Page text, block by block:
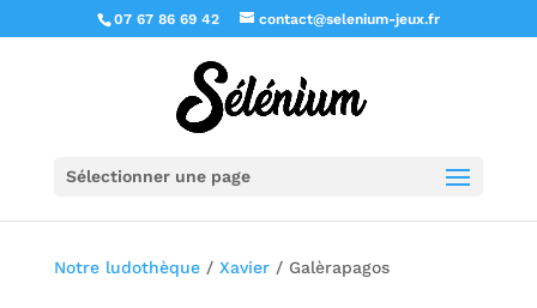
07 67 86 69 42 contact@selenium-jeux.fr
Sélectionner une page
Notre ludothèque/ Xavier/ Galèrapagos